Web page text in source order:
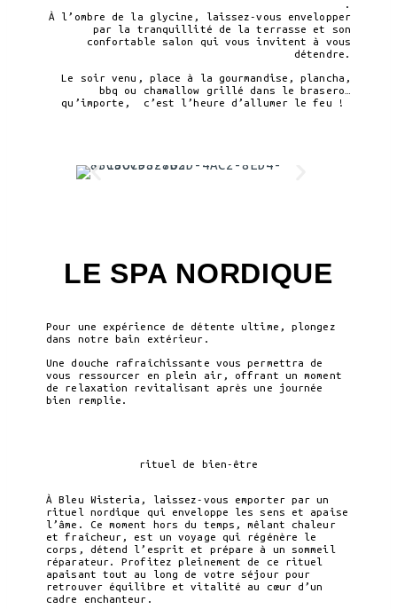
.
À l’ombre de la glycine, laissez-vous envelopper
par la tranquillité de la terrasse et son
confortable salon qui vous invitent à vous
détendre.
Le soir venu, place à la gourmandise, plancha,
bbq ou chamallow grillé dans le brasero…
qu’importe, c’est l’heure d’allumer le feu !
LE SPA NORDIQUE
Pour une expérience de détente ultime, plongez
dans notre bain extérieur.
Une douche rafraîchissante vous permettra de
vous ressourcer en plein air, offrant un moment
de relaxation revitalisant après une journée
bien remplie.
rituel de bien-être
À Bleu Wisteria, laissez-vous emporter par un
rituel nordique qui enveloppe les sens et apaise
l’âme. Ce moment hors du temps, mêlant chaleur
et fraîcheur, est un voyage qui régénère le
corps, détend l’esprit et prépare à un sommeil
réparateur. Profitez pleinement de ce rituel
apaisant tout au long de votre séjour pour
retrouver équilibre et vitalité au cœur d’un
cadre enchanteur.